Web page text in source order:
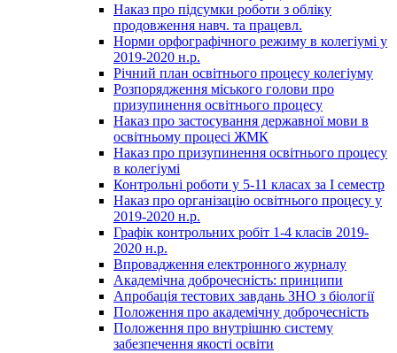
Наказ про підсумки роботи з обліку
продовження навч. та працевл.
Норми орфографічного режиму в колегіумі у
2019-2020 н.р.
Річний план освітнього процесу колегіуму
Розпорядження міського голови про
призупинення освітнього процесу
Наказ про застосування державної мови в
освітньому процесі ЖМК
Наказ про призупинення освітнього процесу
в колегіумі
Контрольні роботи у 5-11 класах за І семестр
Наказ про організацію освітнього процесу у
2019-2020 н.р.
Графік контрольних робіт 1-4 класів 2019-
2020 н.р.
Впровадження електронного журналу
Академічна доброчесність: принципи
Апробація тестових завдань ЗНО з біології
Положення про академічну доброчесність
Положення про внутрішню систему
забезпечення якості освіти